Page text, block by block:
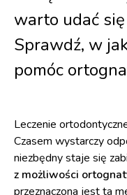
warto udać
Sprawdź, w
pomóc
Leczenie
Czasem wystarczy
niezbędny staje się
z możliwości
przeznaczona jest ta